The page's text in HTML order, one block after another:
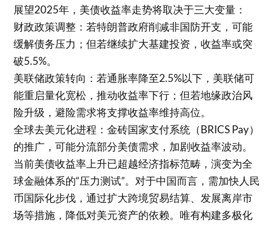
展望2025年，美债收益率走势将取决于三大变量：
财政政策调整：若特朗普政府削减非国防开支，可能
缓解债务压力；但若继续扩大基建投资，收益率或突
破5.5%。
美联储政策转向：若通胀率降至2.5%以下，美联储可
能重启量化宽松，推动收益率下行；但若地缘政治风
险升级，避险需求将支撑收益率维持高位。
全球去美元化进程：金砖国家支付系统（BRICS Pay）
的推广，可能分流部分美债需求，加剧收益率波动。
当前美债收益率上升已超越经济指标范畴，演变为全
球金融体系的“压力测试”。对于中国而言，需加快人民
币国际化步伐，通过扩大跨境贸易结算、发展离岸市
场等措施，降低对美元资产的依赖。唯有构建多极化